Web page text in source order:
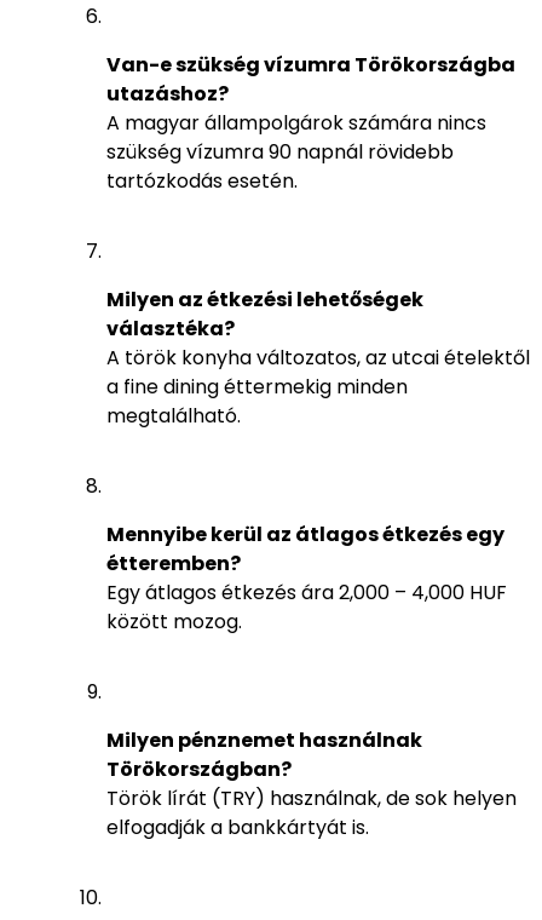
Van-e szükség vízumra Törökországba
utazáshoz?
A magyar állampolgárok számára nincs
szükség vízumra 90 napnál rövidebb
tartózkodás esetén.
Milyen az étkezési lehetőségek
választéka?
A török konyha változatos, az utcai ételektől
a fine dining éttermekig minden
megtalálható.
Mennyibe kerül az átlagos étkezés egy
étteremben?
Egy átlagos étkezés ára 2,000 – 4,000 HUF
között mozog.
Milyen pénznemet használnak
Törökországban?
Török lírát (TRY) használnak, de sok helyen
elfogadják a bankkártyát is.